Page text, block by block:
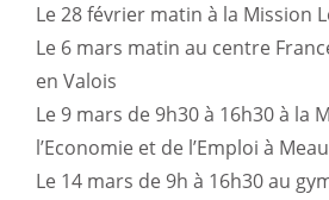
Le 28 février matin à la Mission
Le 6 mars matin au centre
en Valois
Le 9 mars de 9h30 à 16h30 à la
l’Economie et de l’Emploi à
Le 14 mars de 9h à 16h30 au